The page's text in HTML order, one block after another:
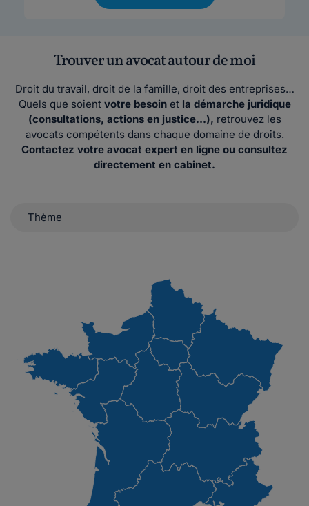
Trouver un avocat autour de moi
Droit du travail, droit de la famille, droit des entreprises…
Quels que soient votre besoinet la démarche juridique
(consultations, actions en justice…), retrouvez les
avocats compétents dans chaque domaine de droits.
Contactez votre avocat expert en ligne ou consultez
directement en cabinet.
Thème